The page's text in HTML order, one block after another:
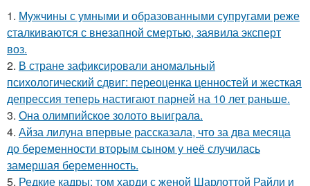
1. Мужчины с умными и образованными супругами реже
сталкиваются с внезапной смертью, заявила эксперт
воз.
2. В стране зафиксировали аномальный
психологический сдвиг: переоценка ценностей и жесткая
депрессия теперь настигают парней на 10 лет раньше.
3. Она олимпийское золото выиграла.
4. Айза лилуна впервые рассказала, что за два месяца
до беременности вторым сыном у неё случилась
замершая беременность.
5. Редкие кадры: том харди с женой Шарлоттой Райли и